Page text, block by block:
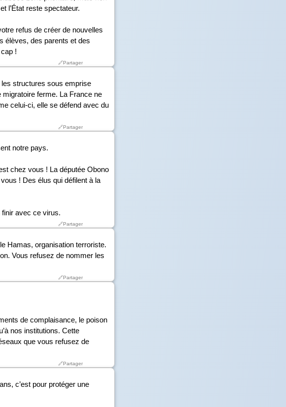
l’État reste spectateur.
refus de créer de nouvelles
élèves, des parents et des
!
🔗Partager
structures sous emprise
ferme. La France ne
celui-ci, elle se défend avec du
🔗Partager
notre pays.
chez vous ! La députée Obono
! Des élus qui défilent à la
avec ce virus.
🔗Partager
Hamas, organisation terroriste.
Vous refusez de nommer les
🔗Partager
de complaisance, le poison
nos institutions. Cette
que vous refusez de
🔗Partager
c’est pour protéger une